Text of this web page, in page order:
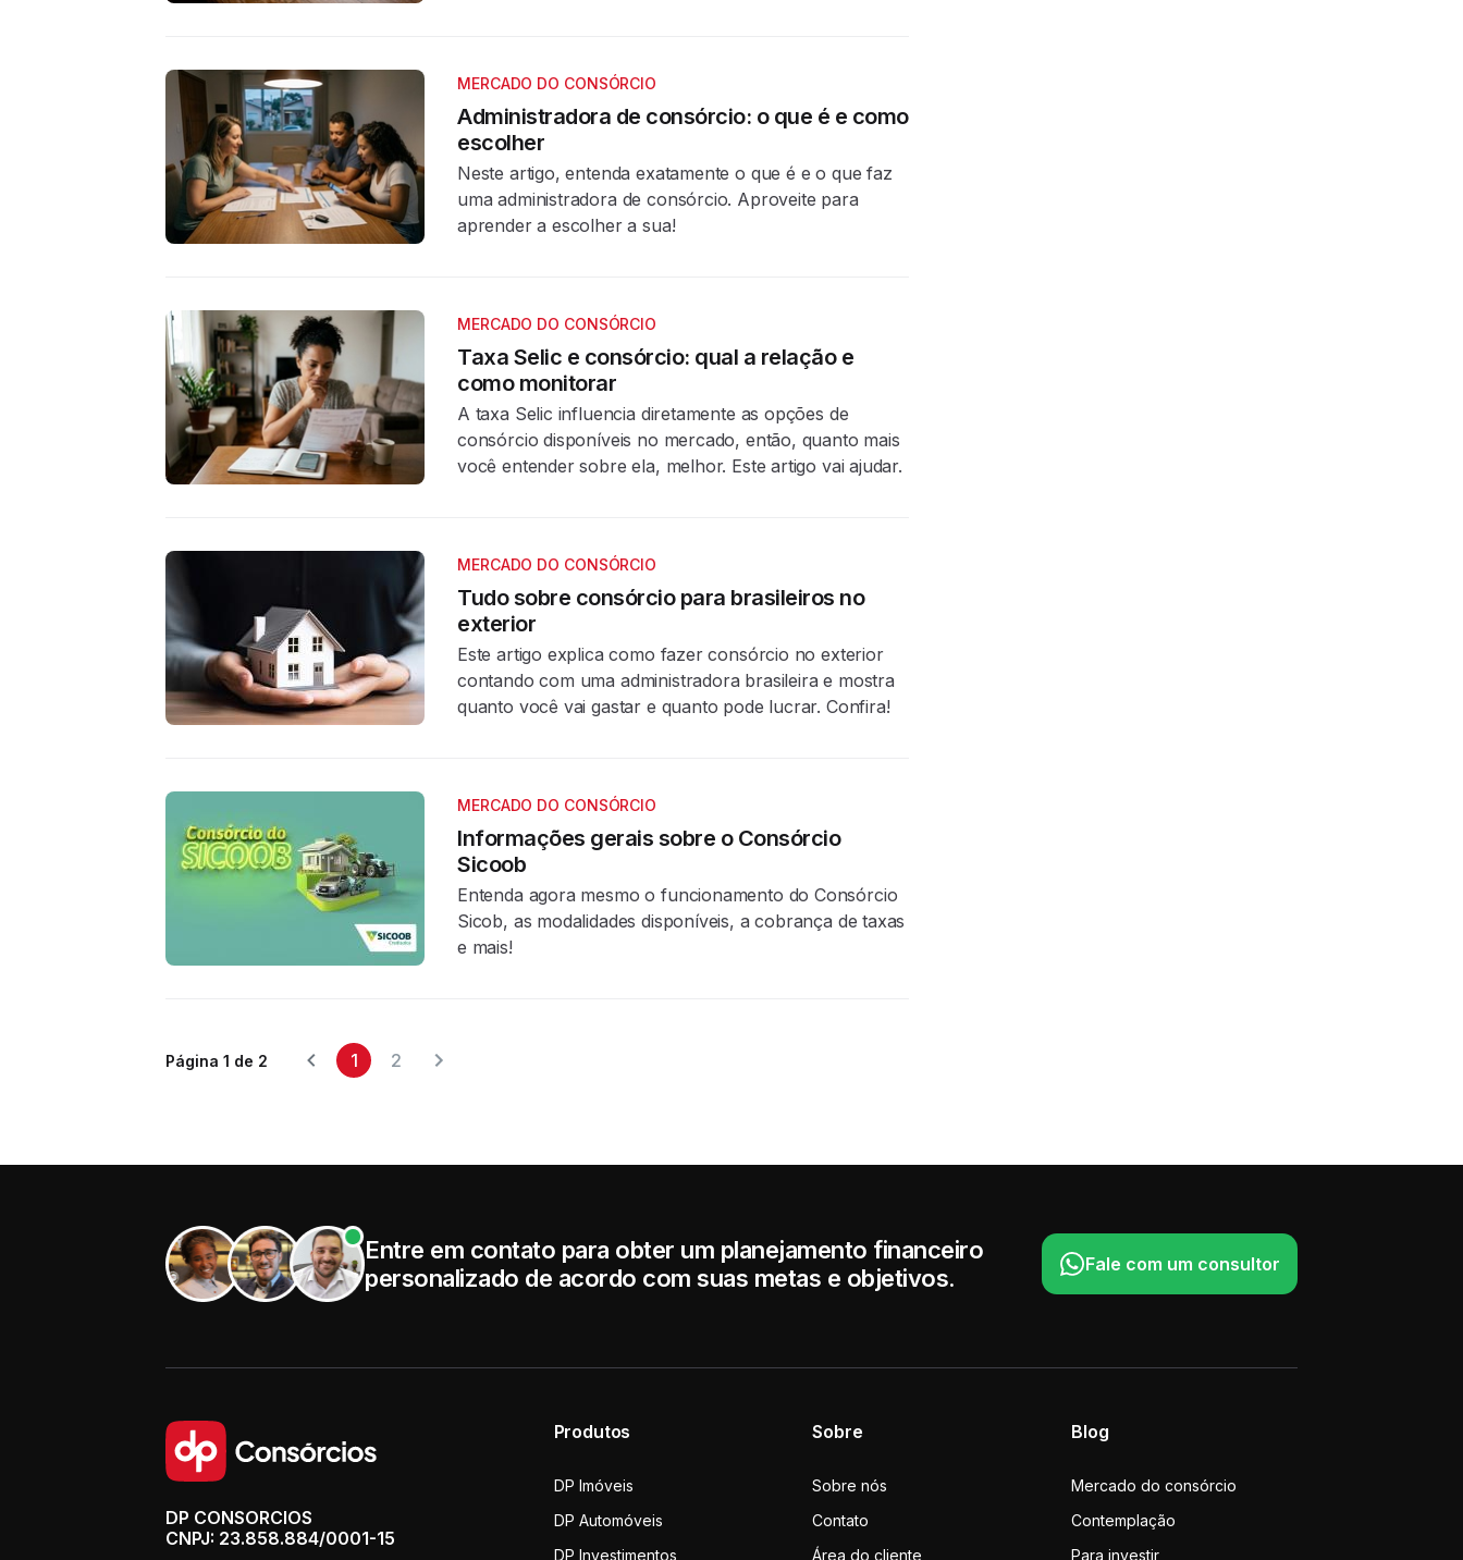
MERCADO DO CONSÓRCIO
Administradora de consórcio: o que é e como
escolher
Neste artigo, entenda exatamente o que é e o que faz
uma administradora de consórcio. Aproveite para
aprender a escolher a sua!
MERCADO DO CONSÓRCIO
Taxa Selic e consórcio: qual a relação e
como monitorar
A taxa Selic influencia diretamente as opções de
consórcio disponíveis no mercado, então, quanto mais
você entender sobre ela, melhor. Este artigo vai ajudar.
MERCADO DO CONSÓRCIO
Tudo sobre consórcio para brasileiros no
exterior
Este artigo explica como fazer consórcio no exterior
contando com uma administradora brasileira e mostra
quanto você vai gastar e quanto pode lucrar. Confira!
MERCADO DO CONSÓRCIO
Informações gerais sobre o Consórcio
Sicoob
Entenda agora mesmo o funcionamento do Consórcio
Sicob, as modalidades disponíveis, a cobrança de taxas
e mais!
Página 1 de 2 1 2
Entre em contato para obter um planejamento financeiro
personalizado de acordo com suas metas e objetivos.
Fale com um consultor
Produtos
DP Imóveis
DP Automóveis
DP Investimentos
Sobre
Sobre nós
Contato
Área do cliente
Blog
Mercado do consórcio
Contemplação
Para investir
DP CONSORCIOS
CNPJ: 23.858.884/0001-15